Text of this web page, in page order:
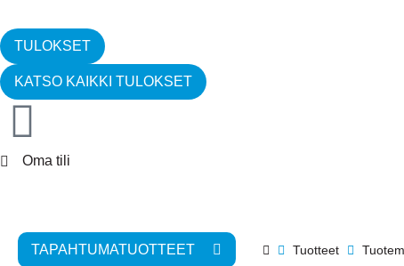
TULOKSET
KATSO KAIKKI TULOKSET
Oma tili
TAPAHTUMA­TUOTTEET Tuotteet